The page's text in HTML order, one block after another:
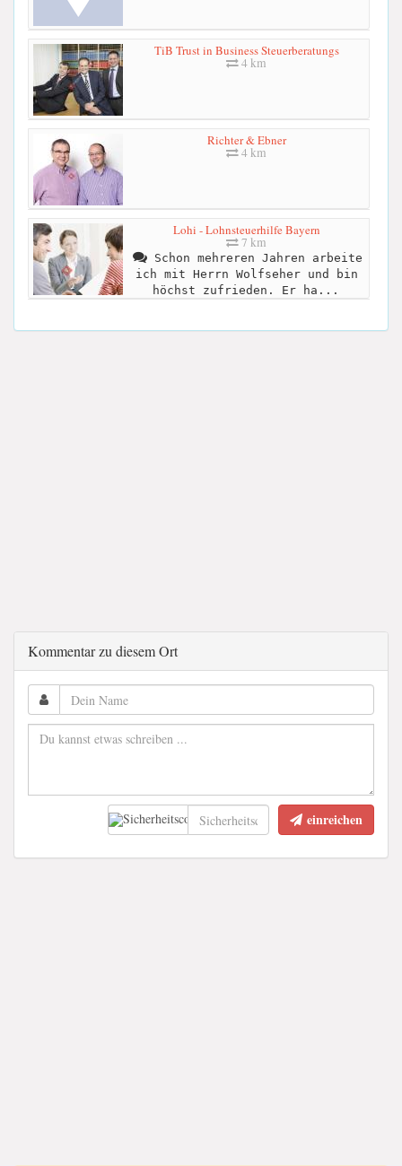
TiB Trust in Business Steuerberatungs
4 km
Richter & Ebner
4 km
Lohi - Lohnsteuerhilfe Bayern
7 km
Schon mehreren Jahren arbeite
ich mit Herrn Wolfseher und bin
höchst zufrieden. Er ha...
Kommentar zu diesem Ort
einreichen